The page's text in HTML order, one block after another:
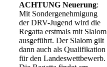
ACHTUNG Neuerung:
Mit Sondergenehmigung
der DRV-Jugend wird die
Regatta erstmals mit Slalom
ausgeführt. Der Slalom gilt
dann auch als Qualifikation
für den Landeswettbewerb.